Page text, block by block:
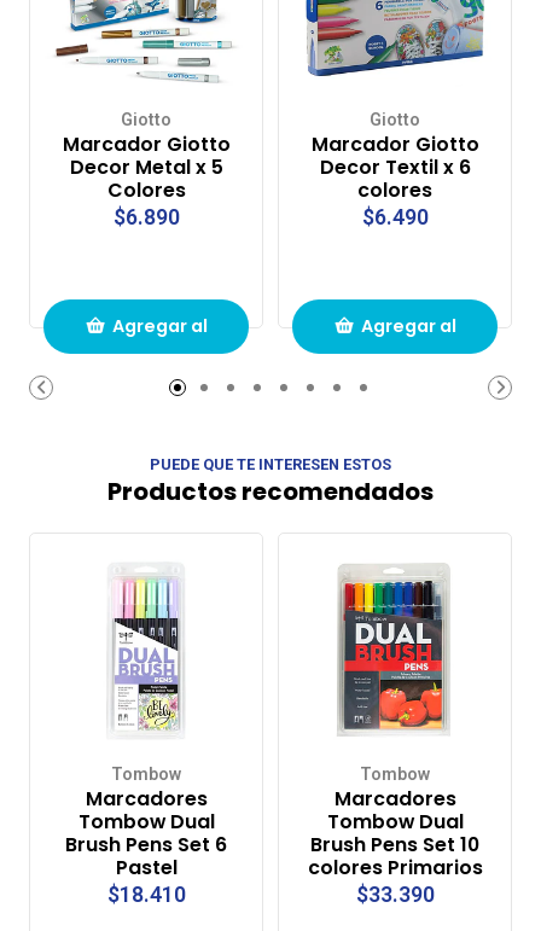
Giotto
Marcador Giotto
Decor Metal x 5
Colores
$6.890
Agregar al
carrito de
Giotto
Marcador Giotto
Decor Textil x 6
colores
$6.490
Agregar al
carrito de
PUEDE QUE TE INTERESEN ESTOS
Productos recomendados
Tombow
Marcadores
Tombow Dual
Brush Pens Set 6
Pastel
$18.410
Tombow
Marcadores
Tombow Dual
Brush Pens Set 10
colores Primarios
$33.390